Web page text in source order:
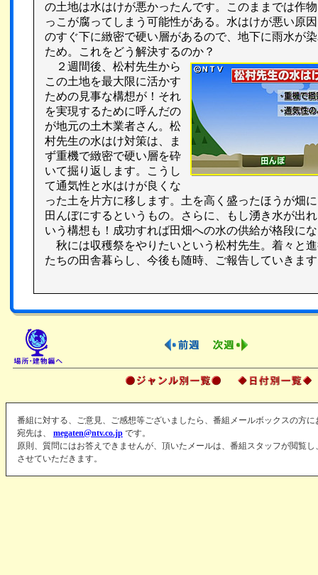
の土地は水はけが悪かったんです。このままでは作
っこが腐ってしまう可能性がある。水はけが悪い原
のすぐ下に緻密で硬い層があるので、地下に雨水が
ため。これをどう解決するのか？
２週間後、松村先生から
この土地を最大限に活かす
ための見事な構想が！それ
を実現するために呼んだの
が地元の土木業者さん。松
村先生の水はけ対策は、ま
ず重機で緻密で硬い層を砕
いて掘り返します。こうし
て通気性と水はけが良くな
った土を片方に移します。土を高く盛ったほうが畑
田んぼにするというもの。さらに、もし湧き水が出
いう構想も！成功すれば田畑への水の供給が格段に
秋には収穫祭をやりたいという松村先生。着々と
たちの田舎暮らし、今後も随時、ご報告していきま
番組に対する、ご意見、ご感想等ございましたら、番組メールボックスの方に
宛先は、 megaten@ntv.co.jp です。
原則、質問にはお答えできませんが、頂いたメールは、番組スタッフが閲覧
させていただきます。